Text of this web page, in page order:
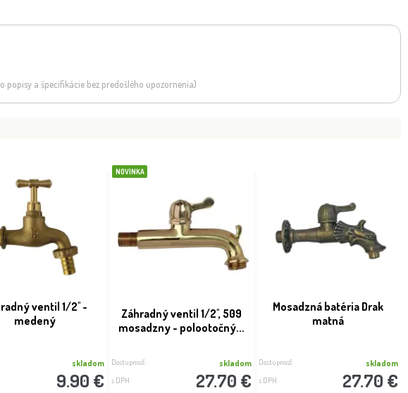
popisy a špecifikácie bez predošlého upozornenia)
ventil 1/2'' -
medený
skladom
9.90 €
NOVINKA
Záhradný ventil 1/2'', 509
mosadzny - polootočný...
Dostupnosť: skladom
s DPH 27.70 €
Mosadzná batéria Drak
matná
Dostupnosť: skladom
s DPH 27.70 €